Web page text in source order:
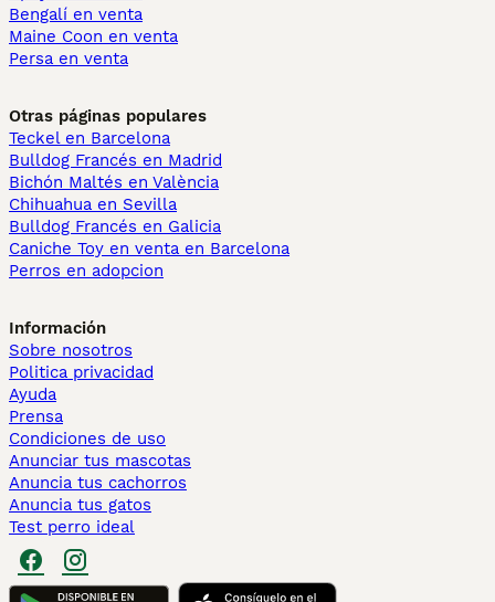
Bengalí en venta
Maine Coon en venta
Persa en venta
Otras páginas populares
Teckel en Barcelona
Bulldog Francés en Madrid
Bichón Maltés en València
Chihuahua en Sevilla
Bulldog Francés en Galicia
Caniche Toy en venta en Barcelona
Perros en adopcion
Información
Sobre nosotros
Politica privacidad
Ayuda
Prensa
Condiciones de uso
Anunciar tus mascotas
Anuncia tus cachorros
Anuncia tus gatos
Test perro ideal